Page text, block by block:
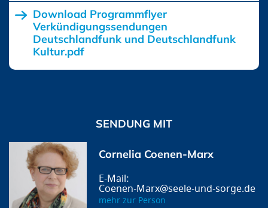
Download Programmflyer
Verkündigungssendungen
Deutschlandfunk und Deutschlandfunk
Kultur.pdf
SENDUNG MIT
Cornelia Coenen-Marx
Coenen-Marx@seele-und-sorge.de
mehr zur Person